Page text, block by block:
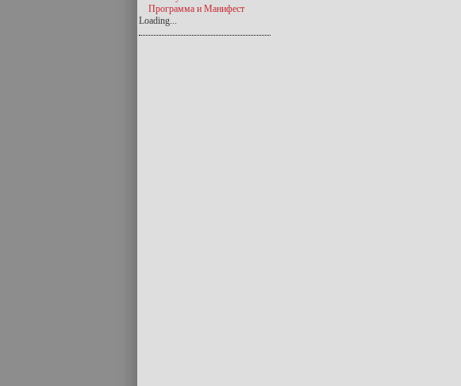
Программа и Манифест
Loading...